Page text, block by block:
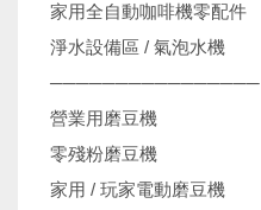
家用全自動咖啡機零配件
淨水設備區 / 氣泡水機
────────────────
營業用磨豆機
零殘粉磨豆機
家用 / 玩家電動磨豆機